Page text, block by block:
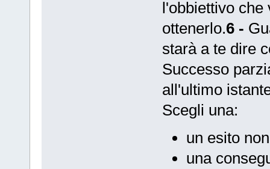
l'obbiettivo che
ottenerlo.6 -
starà a te dire
Successo
all'ultimo
Scegli una:
un esito
una